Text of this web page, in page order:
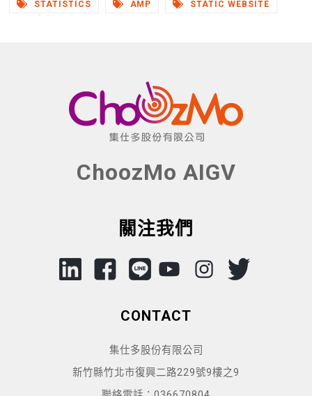
STATISTICS AMP STATIC WEBSITE
ChoozMo AIGV
關注我們
CONTACT
集仕多股份有限公司
新竹縣竹北市復興二路229號9樓之9